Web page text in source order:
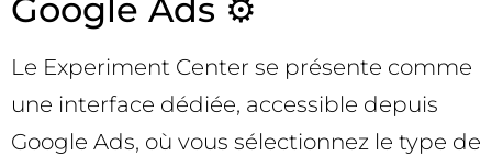
Google Ads ⚙️
Le Experiment Center se présente comme
une interface dédiée, accessible depuis
Google Ads, où vous sélectionnez le type de